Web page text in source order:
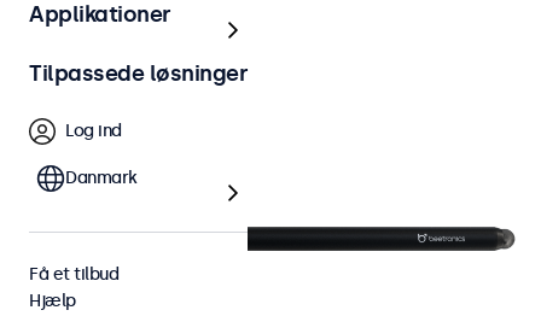
Applikationer
Tilpassede løsninger
Log ind
Danmark
Få et tilbud
Hjælp